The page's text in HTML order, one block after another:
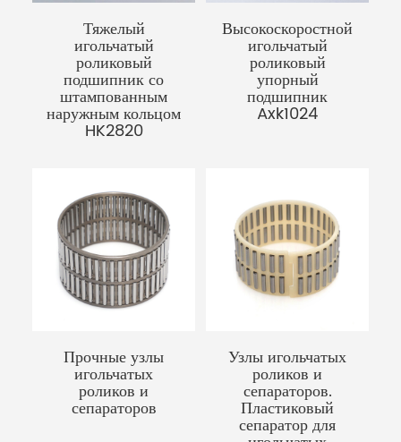
Тяжелый
игольчатый
роликовый
подшипник со
штампованным
наружным кольцом
HK2820
Высокоскоростной
игольчатый
роликовый
упорный
подшипник
Axk1024
Прочные узлы
игольчатых
роликов и
сепараторов
Узлы игольчатых
роликов и
сепараторов.
Пластиковый
сепаратор для